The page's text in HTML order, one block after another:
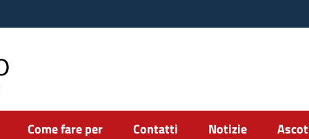
Come fare per Contatti Notizie Ascot